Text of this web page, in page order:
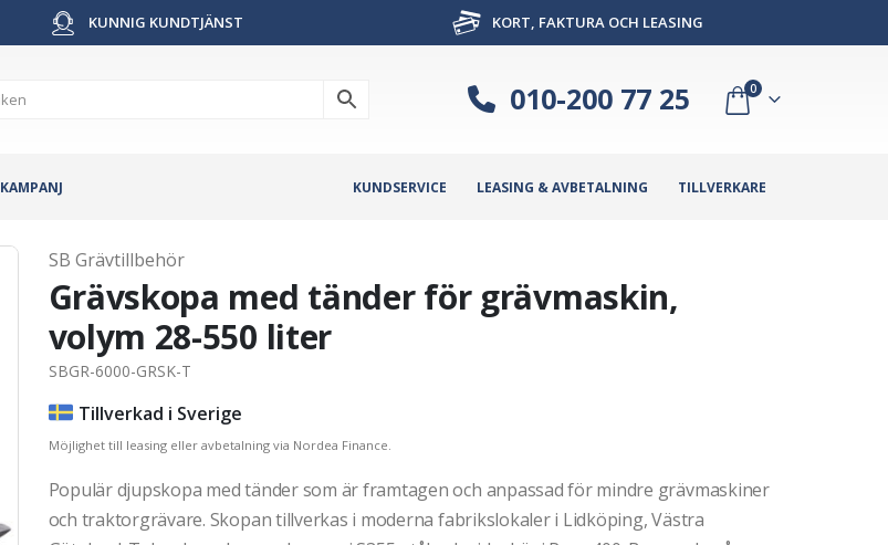
KUNNIG KUNDTJÄNST KORT, FAKTURA OCH LEASING
010-200 77 25 0
KAMPANJ KUNDSERVICE LEASING & AVBETALNING TILLVERKARE
SB Grävtillbehör
Grävskopa med tänder för grävmaskin,
volym 28-550 liter
SBGR-6000-GRSK-T
Tillverkad i Sverige
Möjlighet till leasing eller avbetalning via Nordea Finance.
Populär djupskopa med tänder som är framtagen och anpassad för mindre grävmaskiner
och traktorgrävare. Skopan tillverkas i moderna fabrikslokaler i Lidköping, Västra